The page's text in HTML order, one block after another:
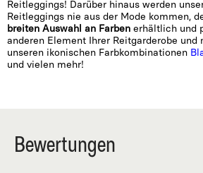
Reitleggings! Darüber hinaus werden
Reitleggings nie aus der Mode kommen,
breiten Auswahl an Farben erhältlich und
anderen Element Ihrer Reitgarderobe
unseren ikonischen Farbkombinationen
und vielen mehr!
Bewertungen